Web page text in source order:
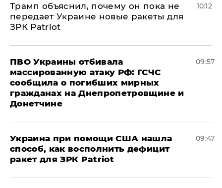
Трамп объяснил, почему он пока не
передает Украине новые ракеты для
ЗРК Patriot
10:12
ПВО Украины отбивала
массированную атаку РФ: ГСЧС
сообщила о погибших мирных
гражданах на Днепропетровщине и
Донетчине
09:57
Украина при помощи США нашла
способ, как восполнить дефицит
ракет для ЗРК Patriot
09:47